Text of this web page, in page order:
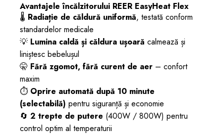
Avantajele încălzitorului REER EasyHeat Flex
🌡️ Radiație de căldură uniformă, testată conform
standardelor medicale
💡 Lumina caldă și căldura ușoară calmează și
liniștesc bebelușul
🤫 Fără zgomot, fără curent de aer – confort
maxim
⏱️ Oprire automată după 10 minute
(selectabilă) pentru siguranță și economie
🔄 2 trepte de putere (400W / 800W) pentru
control optim al temperaturii